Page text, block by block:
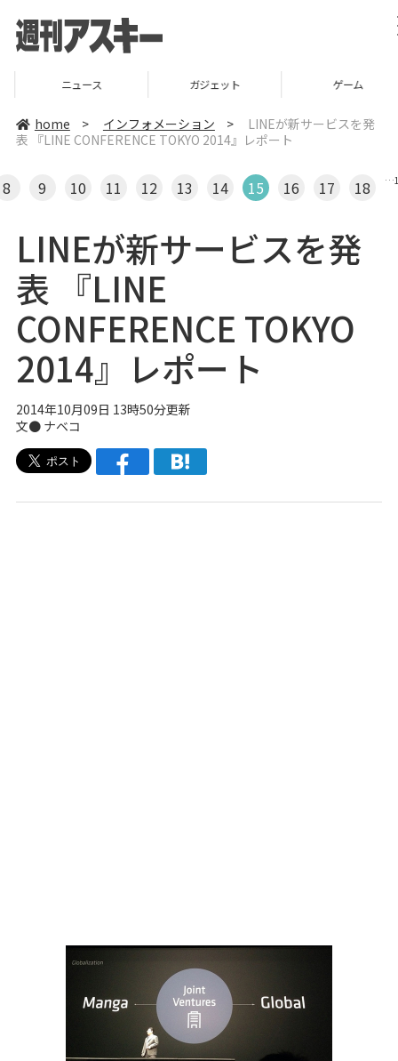
ニュース ガジェット ゲーム
home > インフォメーション >
LINEが新サービスを発
表 『LINE CONFERENCE TOKYO 2014』レポート
8 9 10 11 12 13 14 15 16 17 18 …
LINEが新サービスを発
表 『LINE
CONFERENCE TOKYO
2014』レポート
2014年10月09日 13時50分更新
文● ナベコ